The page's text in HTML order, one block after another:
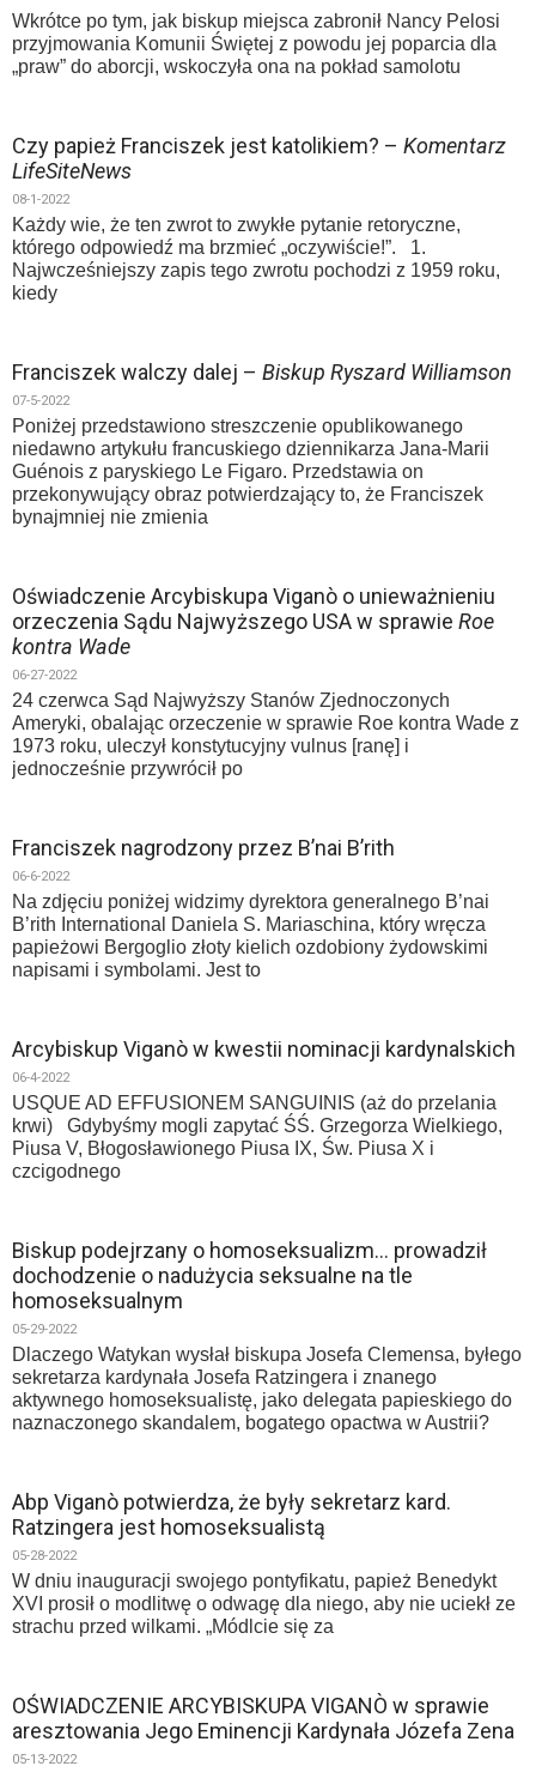
Wkrótce po tym, jak biskup miejsca zabronił Nancy Pelosi
przyjmowania Komunii Świętej z powodu jej poparcia dla
„praw” do aborcji, wskoczyła ona na pokład samolotu
Czy papież Franciszek jest katolikiem? – Komentarz
LifeSiteNews
08-1-2022
Każdy wie, że ten zwrot to zwykłe pytanie retoryczne,
którego odpowiedź ma brzmieć „oczywiście!”. 1.
Najwcześniejszy zapis tego zwrotu pochodzi z 1959 roku,
kiedy
Franciszek walczy dalej – Biskup Ryszard Williamson
07-5-2022
Poniżej przedstawiono streszczenie opublikowanego
niedawno artykułu francuskiego dziennikarza Jana-Marii
Guénois z paryskiego Le Figaro. Przedstawia on
przekonywujący obraz potwierdzający to, że Franciszek
bynajmniej nie zmienia
Oświadczenie Arcybiskupa Viganò o unieważnieniu
orzeczenia Sądu Najwyższego USA w sprawie Roe
kontra Wade
06-27-2022
24 czerwca Sąd Najwyższy Stanów Zjednoczonych
Ameryki, obalając orzeczenie w sprawie Roe kontra Wade z
1973 roku, uleczył konstytucyjny vulnus [ranę] i
jednocześnie przywrócił po
Franciszek nagrodzony przez B’nai B’rith
06-6-2022
Na zdjęciu poniżej widzimy dyrektora generalnego B’nai
B’rith International Daniela S. Mariaschina, który wręcza
papieżowi Bergoglio złoty kielich ozdobiony żydowskimi
napisami i symbolami. Jest to
Arcybiskup Viganò w kwestii nominacji kardynalskich
06-4-2022
USQUE AD EFFUSIONEM SANGUINIS (aż do przelania
krwi) Gdybyśmy mogli zapytać ŚŚ. Grzegorza Wielkiego,
Piusa V, Błogosławionego Piusa IX, Św. Piusa X i
czcigodnego
Biskup podejrzany o homoseksualizm… prowadził
dochodzenie o nadużycia seksualne na tle
homoseksualnym
05-29-2022
Dlaczego Watykan wysłał biskupa Josefa Clemensa, byłego
sekretarza kardynała Josefa Ratzingera i znanego
aktywnego homoseksualistę, jako delegata papieskiego do
naznaczonego skandalem, bogatego opactwa w Austrii?
Abp Viganò potwierdza, że były sekretarz kard.
Ratzingera jest homoseksualistą
05-28-2022
W dniu inauguracji swojego pontyfikatu, papież Benedykt
XVI prosił o modlitwę o odwagę dla niego, aby nie uciekł ze
strachu przed wilkami. „Módlcie się za
OŚWIADCZENIE ARCYBISKUPA VIGANÒ w sprawie
aresztowania Jego Eminencji Kardynała Józefa Zena
05-13-2022